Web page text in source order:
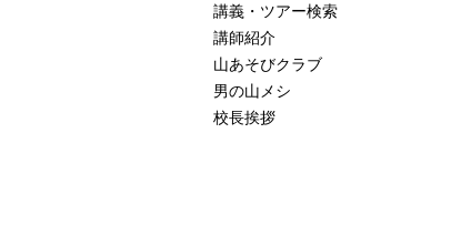
講義・ツアー検索
講師紹介
山あそびクラブ
男の山メシ
校長挨拶